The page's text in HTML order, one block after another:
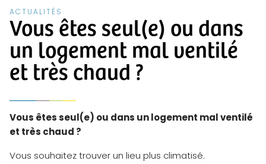
ACTUALITÉS
Vous êtes seul(e) ou dans
un logement mal ventilé
et très chaud ?
Vous êtes seul(e) ou dans un logement mal ventilé
et très chaud ?
Vous souhaitez trouver un lieu plus climatisé.